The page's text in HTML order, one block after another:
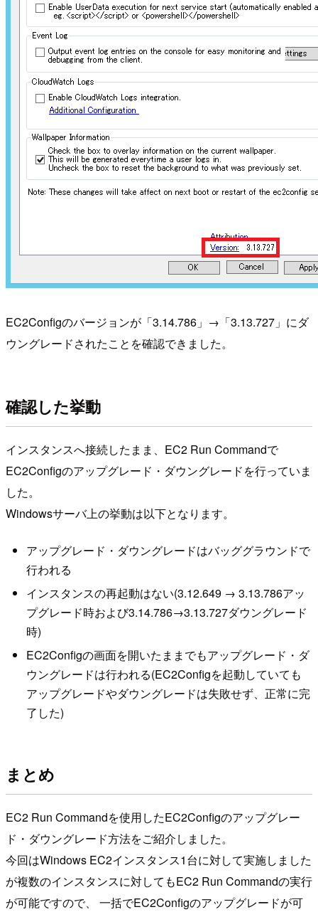
EC2Configのバージョンが「3.14.786」→「3.13.727」にダ
ウングレードされたことを確認できました。
確認した挙動
インスタンスへ接続したまま、EC2 Run Commandで
EC2Configのアップグレード・ダウングレードを行っていま
した。
Windowsサーバ上の挙動は以下となります。
アップグレード・ダウングレードはバッググラウンドで
行われる
インスタンスの再起動はない(3.12.649 → 3.13.786アッ
プグレード時および3.14.786→3.13.727ダウングレード
時)
EC2Configの画面を開いたままでもアップグレード・ダ
ウングレードは行われる(EC2Configを起動していても
アップグレードやダウングレードは失敗せず、正常に完
了した)
まとめ
EC2 Run Commandを使用したEC2Configのアップグレー
ド・ダウングレード方法をご紹介しました。
今回はWindows EC2インスタンス1台に対して実施しました
が複数のインスタンスに対してもEC2 Run Commandの実行
が可能ですので、 一括でEC2Configのアップグレードが可